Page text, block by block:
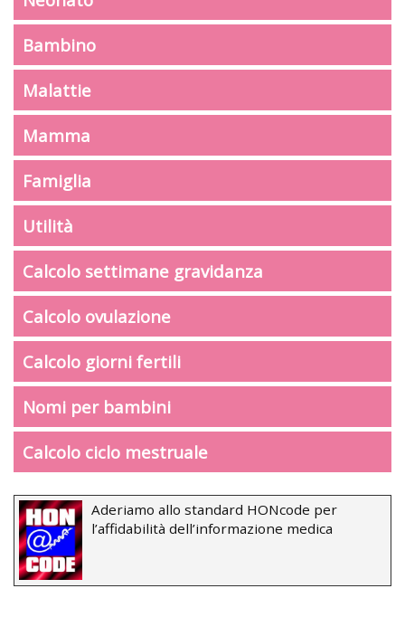
Bambino
Malattie
Mamma
Famiglia
Utilità
Calcolo settimane gravidanza
Calcolo ovulazione
Calcolo giorni fertili
Nomi per bambini
Calcolo ciclo mestruale
Aderiamo allo standard HONcode per
l’affidabilità dell’informazione medica